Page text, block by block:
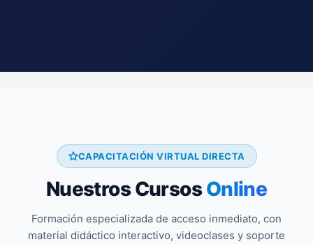
CAPACITACIÓN VIRTUAL DIRECTA
Nuestros CursosOnline
Formación especializada de acceso inmediato, con
material didáctico interactivo, videoclases y soporte